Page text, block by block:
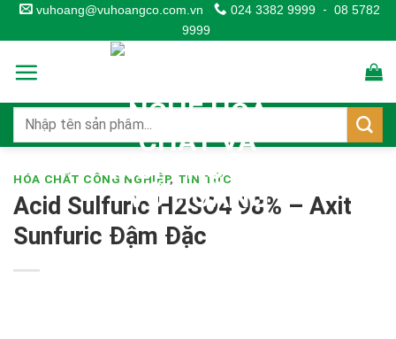
Skip
to
content
vuhoang@vuhoangco.com.vn 024 3382 9999 - 08 5782
9999
HÓA CHẤT CÔNG NGHIỆP, TIN TỨC
Acid Sulfuric H2SO4 98% – Axit
Sunfuric Đậm Đặc